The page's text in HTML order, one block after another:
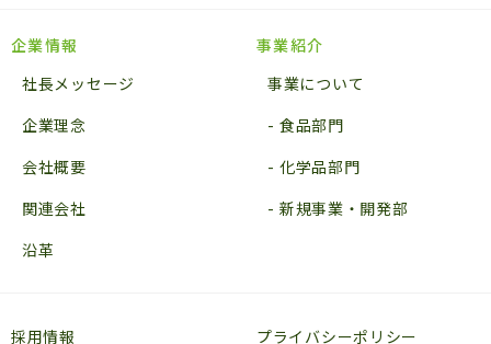
企業情報
社長メッセージ
企業理念
会社概要
関連会社
沿革
事業紹介
事業について
食品部門
化学品部門
新規事業・開発部
採用情報
プライバシーポリシー